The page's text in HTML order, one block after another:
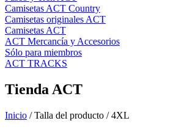
Camisetas ACT Country
Camisetas originales ACT
Camisetas ACT
ACT Mercancía y Accesorios
Sólo para miembros
ACT TRACKS
Tienda ACT
Inicio / Talla del producto / 4XL